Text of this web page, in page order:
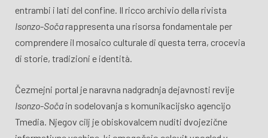
entrambi i lati del confine. Il ricco archivio della rivista
Isonzo-Sočarappresenta una risorsa fondamentale per
comprendere il mosaico culturale di questa terra, crocevia
di storie, tradizioni e identità.
Čezmejni portal je naravna nadgradnja dejavnosti revije
Isonzo-Soča in sodelovanja s komunikacijsko agencijo
Tmedia. Njegov cilj je obiskovalcem nuditi dvojezične